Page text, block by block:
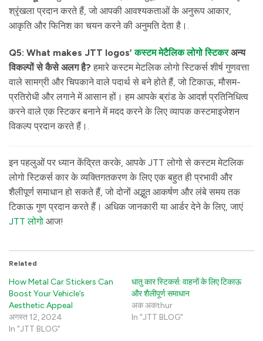
श्रृंखला प्रदान करते हैं, जो आपकी आवश्यकताओं के अनुरूप आकार,
आकृति और फिनिश का चयन करने की अनुमति देता है।.
Q5: What makes JTT logos’कस्टम मेटैलिक लोगो स्टिकरअन्य
विकल्पों से कैसे अलग है? हमारे कस्टम मेटलिक लोगो स्टिकर्स शीर्ष गुणवत्ता
वाले सामग्री और चिपकाने वाले पदार्थ से बने होते हैं, जो टिकाऊ, मौसम-
प्रतिरोधी और लगाने में आसान हों। हम आपके ब्रांड के आदर्श प्रतिनिधित्व
करने वाले एक स्टिकर बनाने में मदद करने के लिए व्यापक कस्टमाइजेशन
विकल्प प्रदान करते हैं।.
इन पहलुओं पर ध्यान केंद्रित करके, आपके JTT लोगो से कस्टम मेटलिक
लोगो स्टिकर्स कार के व्यक्तिगतकरण के लिए एक बहुत ही प्रभावी और
शैलीपूर्ण समाधान हो सकते हैं, जो दोनों अद्भुत आकर्षण और लंबे समय तक
टिकाऊ गुण प्रदान करते हैं। अधिक जानकारी या आर्डर देने के लिए, जाएं
JTT लोगो आज!
Related
How Metal Car Stickers Can
Boost Your Vehicle’s
Aesthetic Appeal
अगस्त 12, 2024
In "JTT BLOG"
धातु कार स्टिकर्स: वाहनों के लिए टिकाऊ
और शैलीपूर्ण समाधान
अक अकthur
In "JTT BLOG"